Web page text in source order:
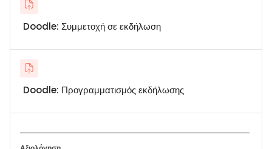
Doodle: Συμμετοχή σε εκδήλωση
Doodle: Προγραμματισμός εκδήλωσης